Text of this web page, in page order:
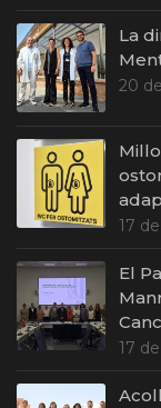
La
20
17
El
17